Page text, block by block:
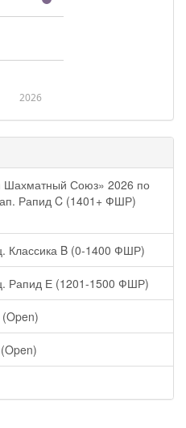
2026
Шахматный Союз» 2026 по
Рапид C (1401+ ФШР)
Классика B (0-1400 ФШР)
Рапид Е (1201-1500 ФШР)